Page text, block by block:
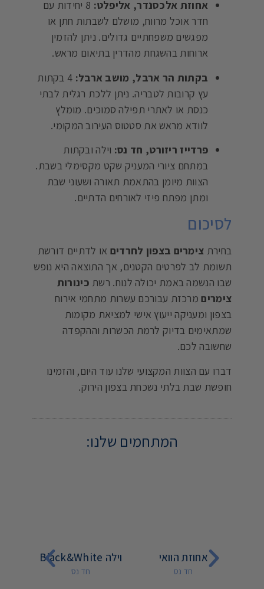
אחוזת אלכסנדר, אליפלט:
8 יחידות עם
חדר אוכל מרווח, מושלם לשבתות חתן או
מפגשים משפחתיים גדולים. ניתן להזמין
ארוחות בהשגחת מהדרין בתיאום מראש.
בקתות הר ארבל, מושב ארבל:
4 בקתות
עץ קרובות לטבריה. ניתן ללכת רגלית לבתי
כנסת או לאתרי תפילה סמוכים. מומלץ
לוודא מראש את סטטוס העירוב המקומי.
פרדייז ריזורט, חד נס: וילה ובקתות
במתחם ציורי המעניק שקט מקסימלי בשבת.
הצוות מיומן בהתאמת תאורה ושעוני שבת
ומתן מפתח פיזי לאורחים הדתיים.
לסיכום
בחירת צימרים בצפון לחרדים או לדתיים דורשת
תשומת לב לפרטים הקטנים, אך התוצאה היא נופש
שבו הנשמה באמת יכולה לנוח. רשת כינורות
צימריםמרכזת עבורכם עשרות מתחמי אירוח
בצפון ומעניקה ייעוץ אישי למציאת מקומות
שמתאימים בדיוק לרמת הכשרות וההקפדה
שחשובה לכם.
דברו עם הצוות המקצועי שלנו עוד היום, והזמינו
חופשת שבת בלתי נשכחת בצפון הירוק.
המתחמים שלנו:
אחוזת הוואי
חד נס
וילה Black&White
חד נס